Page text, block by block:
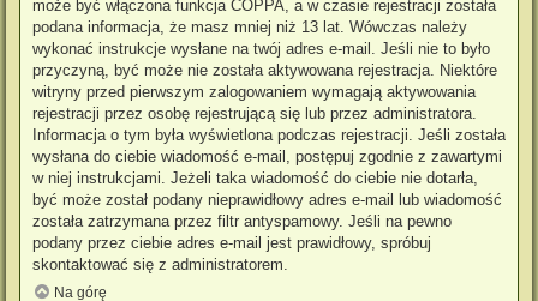
może być włączona funkcja COPPA, a w czasie rejestracji została
podana informacja, że masz mniej niż 13 lat. Wówczas należy
wykonać instrukcje wysłane na twój adres e-mail. Jeśli nie to było
przyczyną, być może nie została aktywowana rejestracja. Niektóre
witryny przed pierwszym zalogowaniem wymagają aktywowania
rejestracji przez osobę rejestrującą się lub przez administratora.
Informacja o tym była wyświetlona podczas rejestracji. Jeśli została
wysłana do ciebie wiadomość e-mail, postępuj zgodnie z zawartymi
w niej instrukcjami. Jeżeli taka wiadomość do ciebie nie dotarła,
być może został podany nieprawidłowy adres e-mail lub wiadomość
została zatrzymana przez filtr antyspamowy. Jeśli na pewno
podany przez ciebie adres e-mail jest prawidłowy, spróbuj
skontaktować się z administratorem.
Na górę